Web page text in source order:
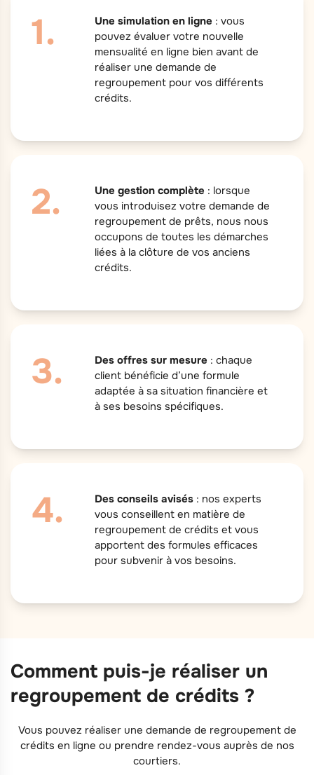
Une simulation en ligne : vous
pouvez évaluer votre nouvelle
mensualité en ligne bien avant de
réaliser une demande de
regroupement pour vos différents
crédits.
Une gestion complète : lorsque
vous introduisez votre demande de
regroupement de prêts, nous nous
occupons de toutes les démarches
liées à la clôture de vos anciens
crédits.
Des offres sur mesure : chaque
client bénéficie d’une formule
adaptée à sa situation financière et
à ses besoins spécifiques.
Des conseils avisés : nos experts
vous conseillent en matière de
regroupement de crédits et vous
apportent des formules efficaces
pour subvenir à vos besoins.
Comment puis-je réaliser un
regroupement de crédits ?
Vous pouvez réaliser une demande de regroupement de
crédits en ligne ou prendre rendez-vous auprès de nos
courtiers.